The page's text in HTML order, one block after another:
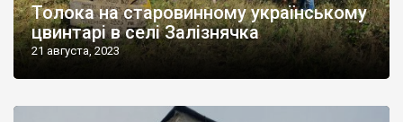
Толока на старовинному українському
цвинтарі в селі Залізнячка
21 августа, 2023